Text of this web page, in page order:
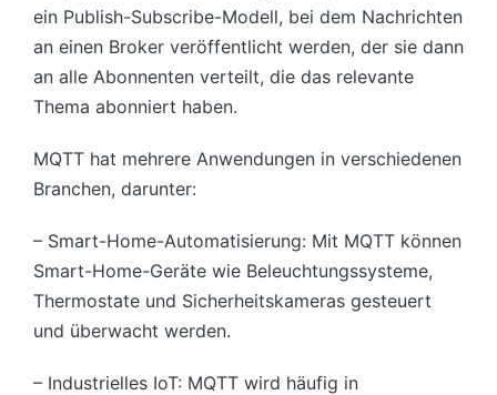
ein Publish-Subscribe-Modell, bei dem Nachrichten
an einen Broker veröffentlicht werden, der sie dann
an alle Abonnenten verteilt, die das relevante
Thema abonniert haben.
MQTT hat mehrere Anwendungen in verschiedenen
Branchen, darunter:
– Smart-Home-Automatisierung: Mit MQTT können
Smart-Home-Geräte wie Beleuchtungssysteme,
Thermostate und Sicherheitskameras gesteuert
und überwacht werden.
– Industrielles IoT: MQTT wird häufig in